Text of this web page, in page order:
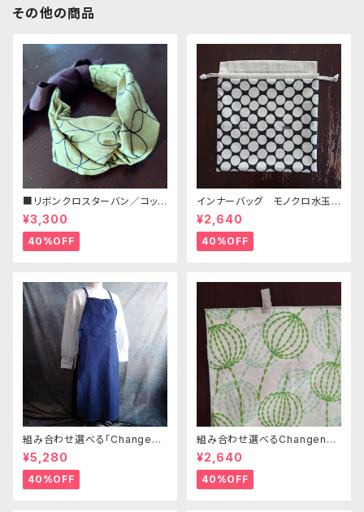
その他の商品
■リボンクロスターバン／コット
ンリネン ブラウン・ピスタチオ
刺繡
¥3,300
40%OFF
インナーバッグ モノクロ水玉×
キナリ（※ビッグトートバッグ別
売り）
¥2,640
40%OFF
組み合わせ選べる「Changena
bleエプロン」本体コンイロ×ス
モーキーグリーン※前部分合わ
せて1つのエプロンになります
¥5,280
40%OFF
組み合わせ選べるChangenab
leエプロン ※前部分のみ エ
ンゼルフィッシュグリーン×パス
テルグリーン （※本体部分は
別売りです）
¥2,640
40%OFF